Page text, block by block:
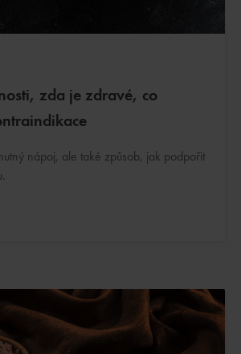
zda je zdravé, co
nápoj, ale také způsob, jak podpořit